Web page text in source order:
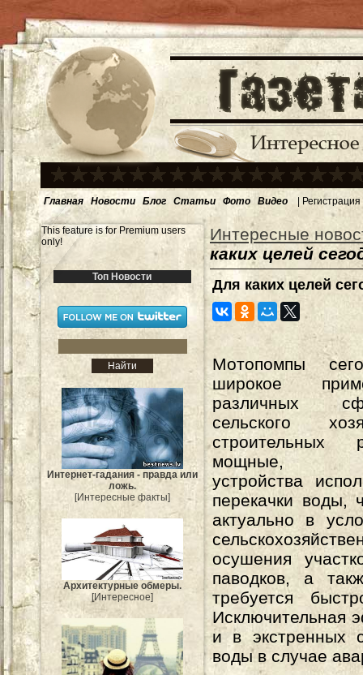
Главная Новости Блог Статьи Фото Видео | Регистрация
This feature is for Premium users
only!
Топ Новости
Интернет-гадания - правда или
ложь.
[Интересные факты]
Архитектурные обмеры.
[Интересное]
Интересные
каких целей
Для каких целей
Мотопомпы
широкое
различных
сельского
строительных
мощные,
устройства
перекачки воды,
актуально в
осушения
паводков, а
требуется
Исключительная
и в экстренных
воды в случае